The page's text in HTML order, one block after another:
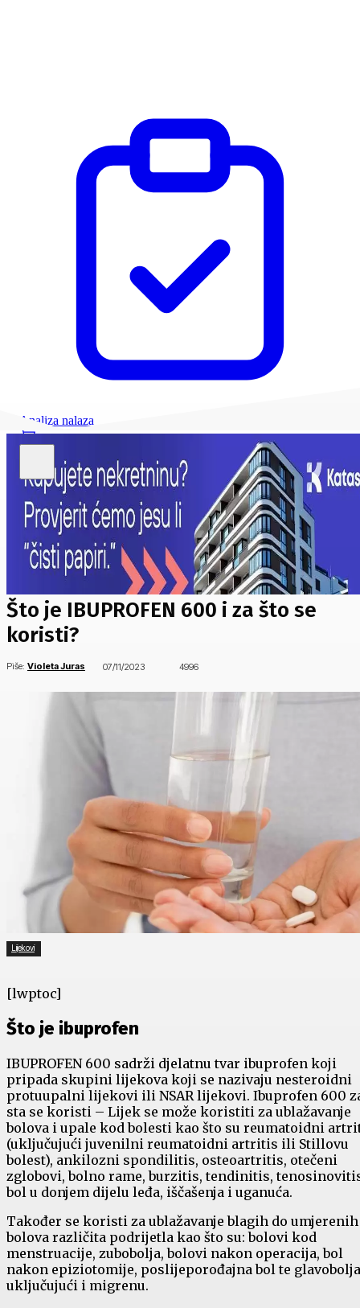
Analiza nalaza
Što je IBUPROFEN 600 i za što se
koristi?
Piše: Violeta Juras 07/11/2023 4996
Lijekovi
[lwptoc]
Što je ibuprofen
IBUPROFEN 600 sadrži djelatnu tvar ibuprofen koji
pripada skupini lijekova koji se nazivaju nesteroidni
protuupalni lijekovi ili NSAR lijekovi. Ibuprofen 600
sta se koristi – Lijek se može koristiti za ublažavanje
bolova i upale kod bolesti kao što su reumatoidni
(uključujući juvenilni reumatoidni artritis ili Stillovu
bolest), ankilozni spondilitis, osteoartritis, otečeni
zglobovi, bolno rame, burzitis, tendinitis,
bol u donjem dijelu leđa, iščašenja i uganuća.
Također se koristi za ublažavanje blagih do umjerenih
bolova različita podrijetla kao što su: bolovi kod
menstruacije, zubobolja, bolovi nakon operacija, bol
nakon epiziotomije, poslijeporođajna bol te
uključujući i migrenu.